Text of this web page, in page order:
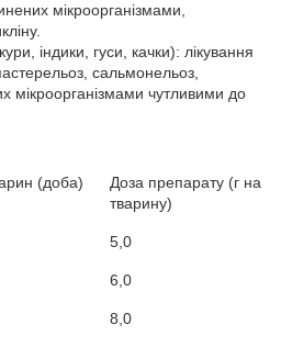
мікроорганізмами,
індики, гуси, качки): лікування
сальмонельоз,
мікроорганізмами чутливими до
(доба)
Доза препарату (г на
тварину)
5,0
6,0
8,0